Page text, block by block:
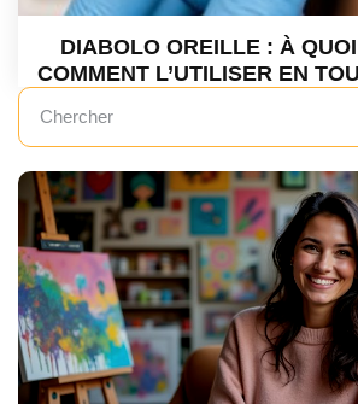
DIABOLO OREILLE : À
COMMENT L’UTILISER EN